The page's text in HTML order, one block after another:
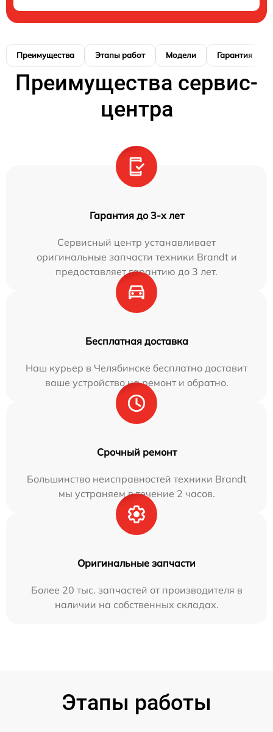
Преимущества Этапы работ Модели Гарантия
Преимущества сервис-
центра
Гарантия до 3-х лет
Сервисный центр устанавливает
оригинальные запчасти техники Brandt и
предоставляет гарантию до 3 лет.
Бесплатная доставка
Наш курьер в Челябинске бесплатно доставит
ваше устройство на ремонт и обратно.
Срочный ремонт
Большинство неисправностей техники Brandt
мы устраняем в течение 2 часов.
Оригинальные запчасти
Более 20 тыс. запчастей от производителя в
наличии на собственных складах.
Этапы работы